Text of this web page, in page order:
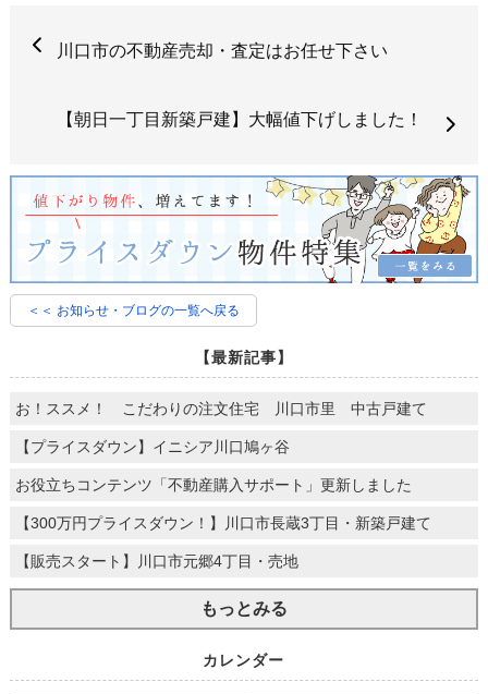
川口市の不動産売却・査定はお任せ下さい
【朝日一丁目新築戸建】大幅値下げしました！
＜＜ お知らせ・ブログの一覧へ戻る
【最新記事】
お！ススメ！ こだわりの注文住宅 川口市里 中古戸建て
【プライスダウン】イニシア川口鳩ヶ谷
お役立ちコンテンツ「不動産購入サポート」更新しました
【300万円プライスダウン！】川口市長蔵3丁目・新築戸建て
【販売スタート】川口市元郷4丁目・売地
もっとみる
カレンダー